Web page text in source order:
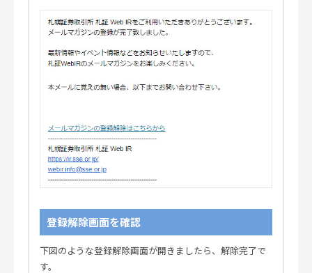
登録解除画面を確認
下図のような登録解除画面が開きましたら、解除完了で
す。